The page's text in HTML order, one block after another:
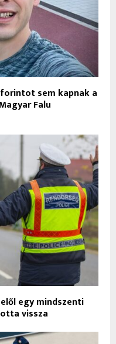
sem kapnak a
Falu
egy mindszenti
vissza